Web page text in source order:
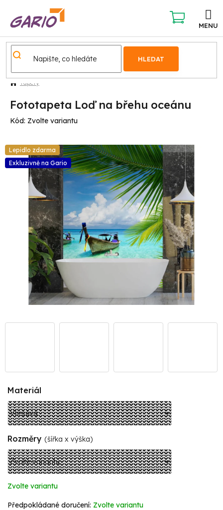
obsah
HLEDAT
NÁKUPNÍ
KOŠÍK
Tapety
Fototapeta Loď na břehu oceánu
Kód: Zvolte variantu
Lepidlo zdarma
Exkluzivně na Gario
Materiál
Rozměry (šířka x výška)
Zvolte variantu
Zvolte variantu